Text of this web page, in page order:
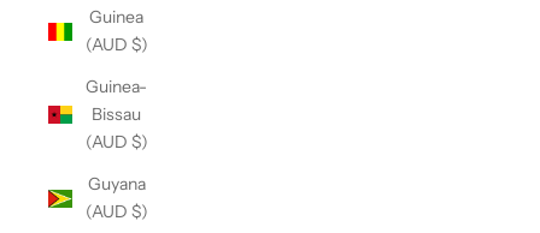
Guinea
(AUD $)
Guinea-
Bissau
(AUD $)
Guyana
(AUD $)